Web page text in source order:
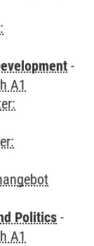
-
A1
Politics -
A1